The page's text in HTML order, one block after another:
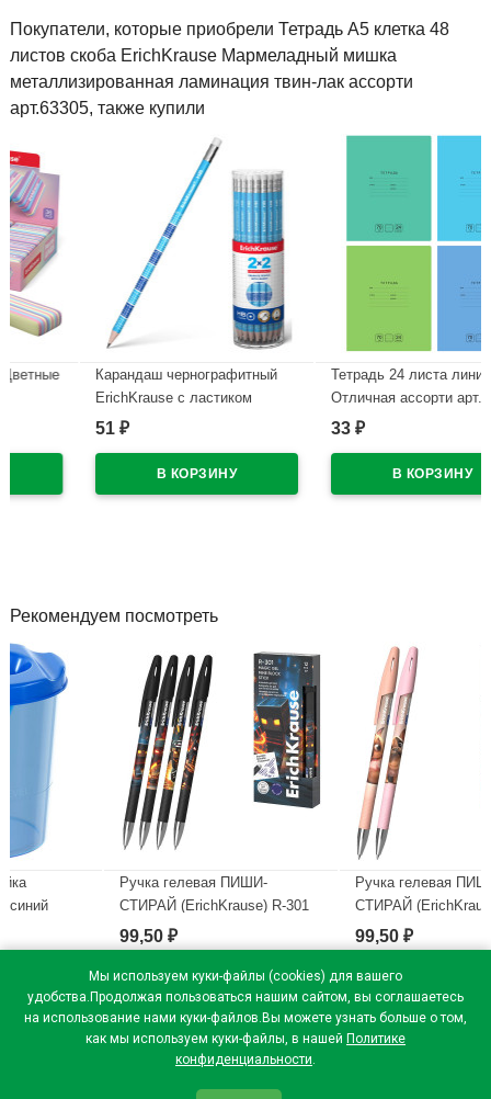
Мы используем куки-файлы (cookies) для вашего
удобства.Продолжая пользоваться нашим сайтом, вы соглашаетесь
на использование нами куки-файлов.Вы можете узнать больше о том,
как мы используем куки-файлы, в нашей Политике
конфиденциальности.
Покупатели, которые приобрели Тетрадь А5 клетка 48
листов скоба ErichKrause Мармеладный мишка
металлизированная ламинация твин-лак ассорти
арт.63305, также купили
Карандаш чернографитный
ErichKrause с ластиком
Таблица умножения 2x2 HB
Тетрадь 24 листа линия BG
Отличная ассорти арт.Т5ск24
В наличии
Рекомендуем посмотреть
Ручка гелевая ПИШИ-
СТИРАЙ (ErichKrause) R-301
Магия Кубомир (Magic Block)
синий, 0,5мм арт.65233
В наличии
Ручка гелевая ПИШИ-
СТИРАЙ (ErichKrause) R-301
Магия Френч (Magic Frenchie)
синий, 0,5мм арт.65335
В наличии